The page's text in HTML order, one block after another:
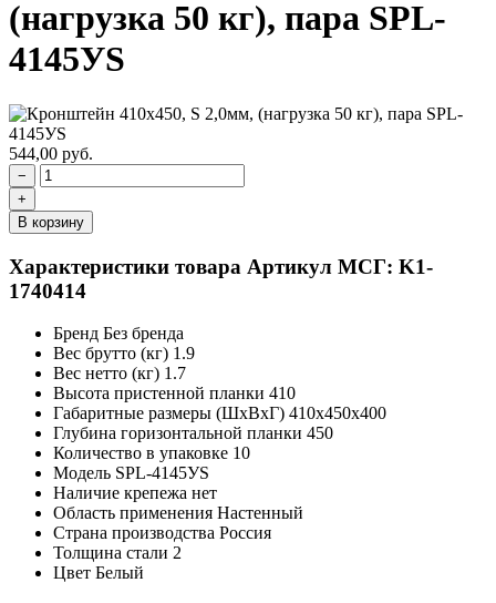
(нагрузка 50 кг), пара SPL-
4145УS
544,00 руб.
−
+
В корзину
Характеристики товара Артикул МСГ: K1-
1740414
Бренд Без бренда
Вес брутто (кг) 1.9
Вес нетто (кг) 1.7
Высота пристенной планки 410
Габаритные размеры (ШxВxГ) 410x450x400
Глубина горизонтальной планки 450
Количество в упаковке 10
Модель SPL-4145УS
Наличие крепежа нет
Область применения Настенный
Страна производства Россия
Толщина стали 2
Цвет Белый